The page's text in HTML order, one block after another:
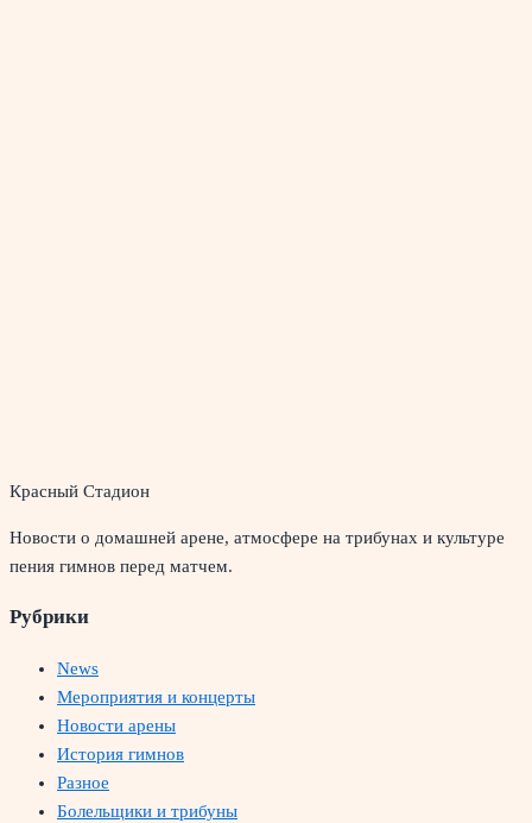
Красный Стадион
Новости о домашней арене, атмосфере на трибунах и культуре
пения гимнов перед матчем.
Рубрики
News
Мероприятия и концерты
Новости арены
История гимнов
Разное
Болельщики и трибуны